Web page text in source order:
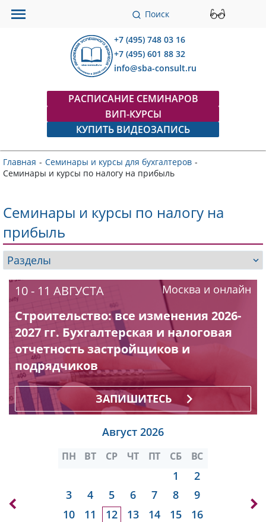
Поиск
+7 (495) 748 03 16
+7 (495) 601 88 32
info@sba-consult.ru
РАСПИСАНИЕ СЕМИНАРОВ
ВИП-КУРСЫ
КУПИТЬ ВИДЕОЗАПИСЬ
Главная - Семинары и курсы для бухгалтеров -
Семинары и курсы по налогу на прибыль
Семинары и курсы по налогу на
прибыль
10 - 11 АВГУСТА Москва и онлайн
Строительство: все изменения 2026-
2027 гг. Бухгалтерская и налоговая
отчетность застройщиков и
подрядчиков
ЗАПИШИТЕСЬ
Август 2026
ПН ВТ СР ЧТ ПТ СБ ВС
1
2
3
4 5 6 7 8
9
10
11 12 13 14 15
16